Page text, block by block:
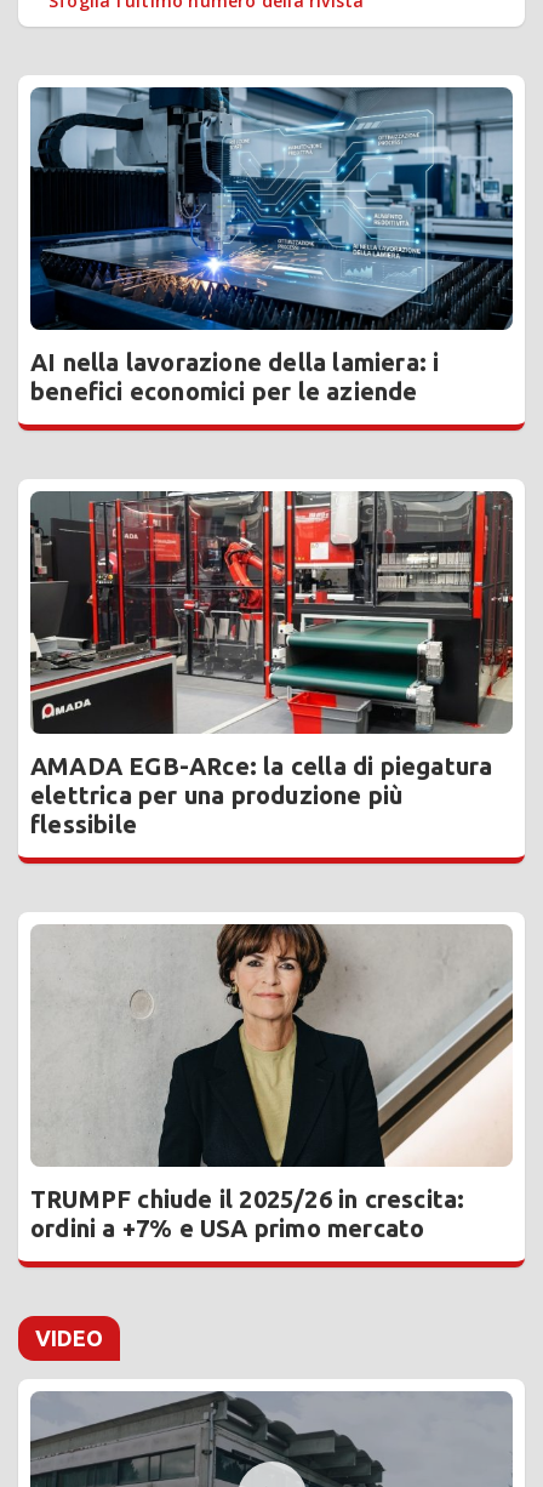
AI nella lavorazione della lamiera: i
benefici economici per le aziende
AMADA EGB-ARce: la cella di piegatura
elettrica per una produzione più
flessibile
TRUMPF chiude il 2025/26 in crescita:
ordini a +7% e USA primo mercato
VIDEO